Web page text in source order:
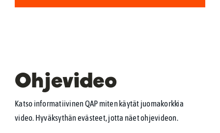
Ohjevideo
Katso informatiivinen QAP miten käytät juomakorkkia
video. Hyväksythän evästeet, jotta näet ohjevideon.